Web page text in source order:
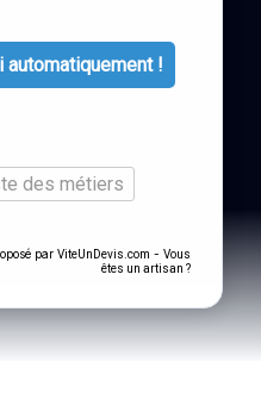
!
des métiers
par ViteUnDevis.com - Vous
êtes un artisan ?